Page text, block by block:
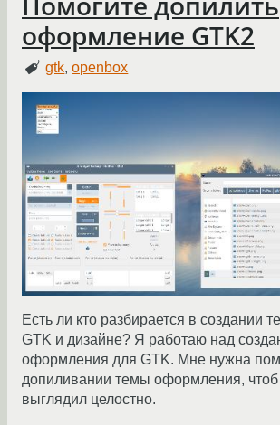
оформление GTK2
gtk,openbox
Есть ли кто разбирается в создании
GTK и дизайне? Я работаю над
оформления для GTK. Мне нужна
допиливании темы оформления, чтоб
выглядил целостно.